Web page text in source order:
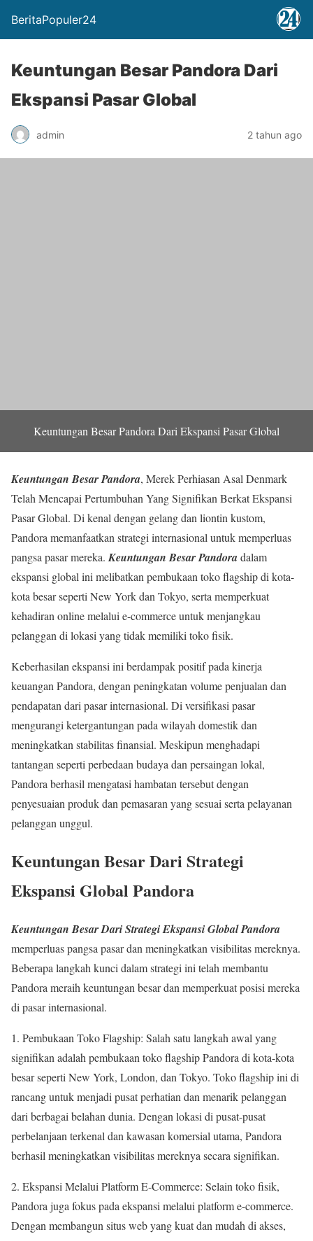
BeritaPopuler24
Keuntungan Besar Pandora Dari
Ekspansi Pasar Global
admin 2 tahun ago
Keuntungan Besar Pandora Dari Ekspansi Pasar Global
Keuntungan Besar Pandora, Merek Perhiasan Asal Denmark
Telah Mencapai Pertumbuhan Yang Signifikan Berkat Ekspansi
Pasar Global. Di kenal dengan gelang dan liontin kustom,
Pandora memanfaatkan strategi internasional untuk memperluas
pangsa pasar mereka. Keuntungan Besar Pandoradalam
ekspansi global ini melibatkan pembukaan toko flagship di kota-
kota besar seperti New York dan Tokyo, serta memperkuat
kehadiran online melalui e-commerce untuk menjangkau
pelanggan di lokasi yang tidak memiliki toko fisik.
Keberhasilan ekspansi ini berdampak positif pada kinerja
keuangan Pandora, dengan peningkatan volume penjualan dan
pendapatan dari pasar internasional. Di versifikasi pasar
mengurangi ketergantungan pada wilayah domestik dan
meningkatkan stabilitas finansial. Meskipun menghadapi
tantangan seperti perbedaan budaya dan persaingan lokal,
Pandora berhasil mengatasi hambatan tersebut dengan
penyesuaian produk dan pemasaran yang sesuai serta pelayanan
pelanggan unggul.
Keuntungan Besar Dari Strategi
Ekspansi Global Pandora
Keuntungan Besar Dari Strategi Ekspansi Global Pandora
memperluas pangsa pasar dan meningkatkan visibilitas mereknya.
Beberapa langkah kunci dalam strategi ini telah membantu
Pandora meraih keuntungan besar dan memperkuat posisi mereka
di pasar internasional.
1. Pembukaan Toko Flagship: Salah satu langkah awal yang
signifikan adalah pembukaan toko flagship Pandora di kota-kota
besar seperti New York, London, dan Tokyo. Toko flagship ini di
rancang untuk menjadi pusat perhatian dan menarik pelanggan
dari berbagai belahan dunia. Dengan lokasi di pusat-pusat
perbelanjaan terkenal dan kawasan komersial utama, Pandora
berhasil meningkatkan visibilitas mereknya secara signifikan.
2. Ekspansi Melalui Platform E-Commerce: Selain toko fisik,
Pandora juga fokus pada ekspansi melalui platform e-commerce.
Dengan membangun situs web yang kuat dan mudah di akses,